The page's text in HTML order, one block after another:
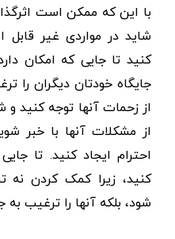
با این که ممکن است
شاید در مواردی غیر قابل
کنید تا جایی که امکان
جایگاه خودتان دیگران را
از زحمات آنها توجه کنید و
از مشکلات آنها با خبر
احترام ایجاد کنید. تا
کنید، زیرا کمک کردن نه
شود، بلکه آنها را ترغیب